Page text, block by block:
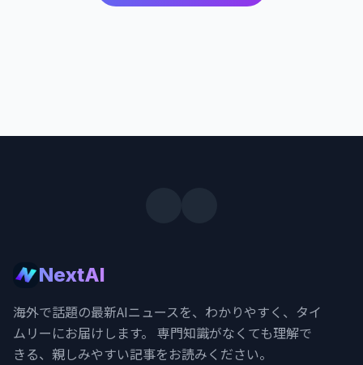
NextAI
海外で話題の最新AIニュースを、わかりやすく、タイ
ムリーにお届けします。 専門知識がなくても理解で
きる、親しみやすい記事をお読みください。